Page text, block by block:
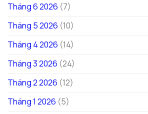
Tháng 6 2026 (7)
Tháng 5 2026 (10)
Tháng 4 2026 (14)
Tháng 3 2026 (24)
Tháng 2 2026 (12)
Tháng 1 2026 (5)